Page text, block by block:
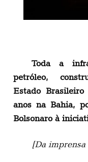
Toda a
petróleo,
Estado
anos na Bahia,
Bolsonaro à
[Da